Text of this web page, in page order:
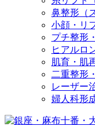
鼻整形（
小顔・リ
プチ整形
ヒアルロ
肌育・肌
二重整形
レーザー
婦人科形